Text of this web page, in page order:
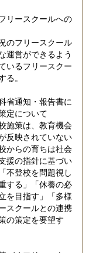
リースクールへの
のフリースクール
運営ができるよう
いるフリースクー
る。
省通知・報告書に
定について
施策は、教育機会
反映されていない
からの育ちは社会
援の指針に基づい
不登校を問題視し
する」「休養の必
を目指す」「多様
スクールとの連携
の策定を要望す